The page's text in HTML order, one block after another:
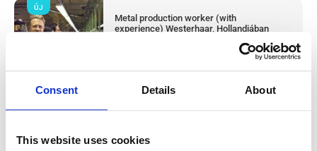
Consent Details About
This website uses cookies
Metal production worker (with
experience) Westerhaar, Hollandiában
Position is open for:1 nap
ÚJ